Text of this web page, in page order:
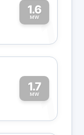
1.6
MW1
1.7
MW1